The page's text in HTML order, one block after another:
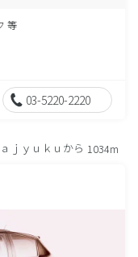
等
03-5220-2220
ｊｙｕｋｕから 1034m